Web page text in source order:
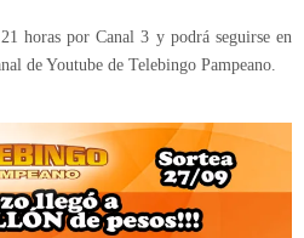
horas por Canal 3 y podrá seguirse en
de Youtube de Telebingo Pampeano.